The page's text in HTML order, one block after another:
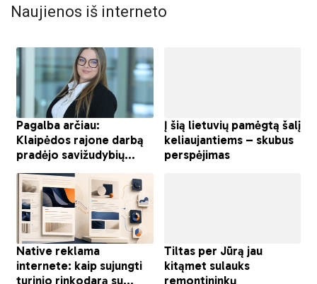
Naujienos iš interneto